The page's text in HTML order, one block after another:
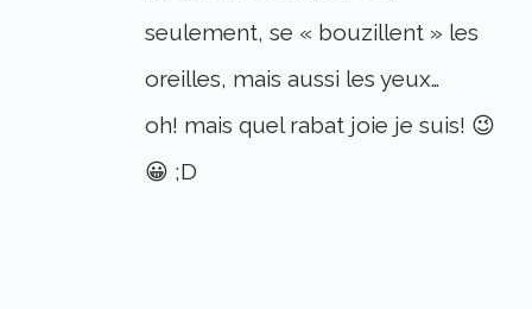
seulement, se « bouzillent » les
oreilles, mais aussi les yeux…
oh! mais quel rabat joie je suis! 😉
😀 ;D